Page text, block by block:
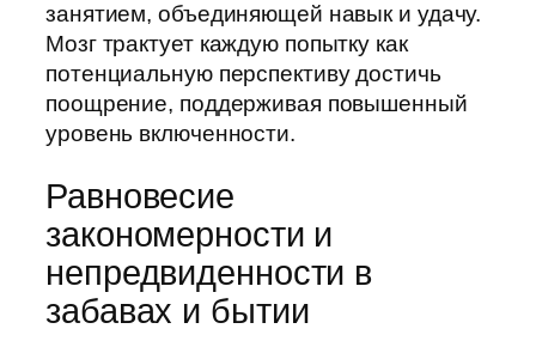
занятием, объединяющей навык и удачу.
Мозг трактует каждую попытку как
потенциальную перспективу достичь
поощрение, поддерживая повышенный
уровень включенности.
Равновесие
закономерности и
непредвиденности в
забавах и бытии